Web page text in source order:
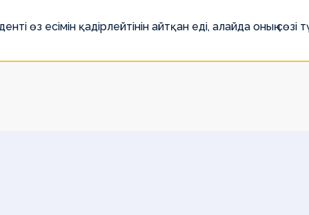
өз есімін қадірлейтінін айтқан еді, алайда оның сөзі